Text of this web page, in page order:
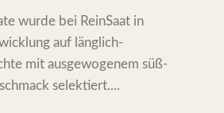
wurde bei ReinSaat in
auf länglich-
mit ausgewogenem süß-
selektiert....